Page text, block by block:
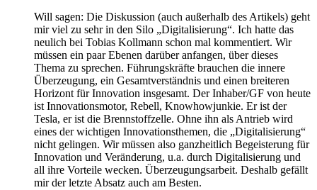
Will sagen: Die Diskussion (auch außerhalb des Artikels) geht
mir viel zu sehr in den Silo „Digitalisierung“. Ich hatte das
neulich bei Tobias Kollmann schon mal kommentiert. Wir
müssen ein paar Ebenen darüber anfangen, über dieses
Thema zu sprechen. Führungskräfte brauchen die innere
Überzeugung, ein Gesamtverständnis und einen breiteren
Horizont für Innovation insgesamt. Der Inhaber/GF von heute
ist Innovationsmotor, Rebell, Knowhowjunkie. Er ist der
Tesla, er ist die Brennstoffzelle. Ohne ihn als Antrieb wird
eines der wichtigen Innovationsthemen, die „Digitalisierung“
nicht gelingen. Wir müssen also ganzheitlich Begeisterung für
Innovation und Veränderung, u.a. durch Digitalisierung und
all ihre Vorteile wecken. Überzeugungsarbeit. Deshalb gefällt
mir der letzte Absatz auch am Besten.